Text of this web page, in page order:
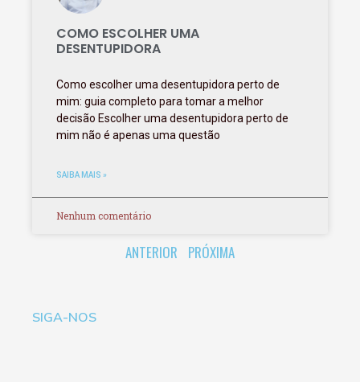
COMO ESCOLHER UMA
DESENTUPIDORA
Como escolher uma desentupidora perto de
mim: guia completo para tomar a melhor
decisão Escolher uma desentupidora perto de
mim não é apenas uma questão
SAIBA MAIS »
Nenhum comentário
ANTERIOR PRÓXIMA
SIGA-NOS